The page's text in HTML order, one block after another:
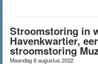
Stroomstoring in
Havenkwartier,
stroomstoring
Maandag 8 augustus 2022